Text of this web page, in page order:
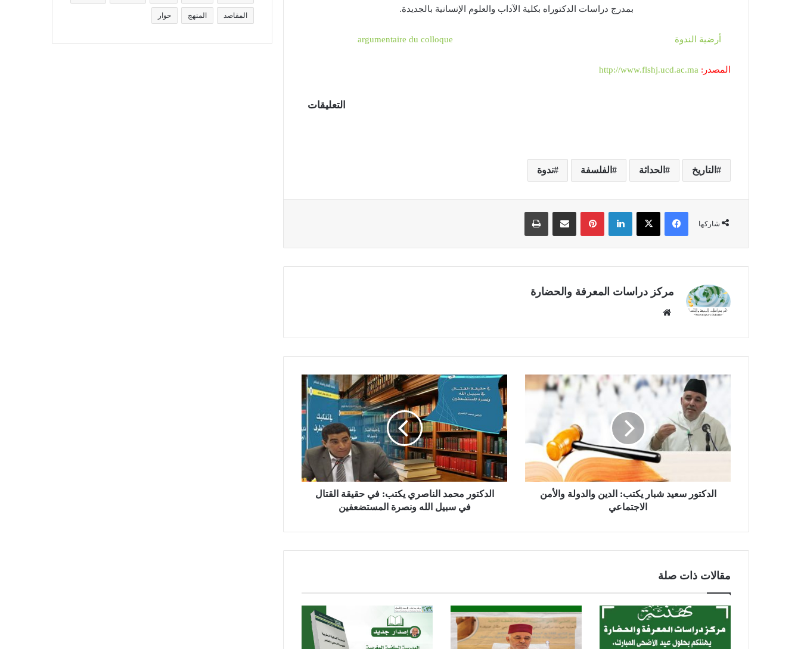
بمدرج دراسات الدكتوراه بكلية الآداب والعلوم الإنسانية بالجديدة.
أرضية الندوة argumentaire du colloque
المصدر: http://www.flshj.ucd.ac.ma
التعليقات
التاريخ الحداثة الفلسفة ندوة
شاركها
فيسبوك ‫X لينكدإن بينتيريست
مركز دراسات المعرفة والحضارة
الوي
ب
و
ع
ب
ك
ت
ب
الدكتور سعيد شبار يكتب: الدين والدولة والأمن
الاجتماعي
ل
د
ك
ت
و
ر
م
ح
ل
ي
ي
ك
ت
ب
الدكتور محمد الناصري يكتب: في حقيقة القتال
في سبيل الله ونصرة المستضعفين
مقالات ذات صلة
المقاصد المنهج حوار